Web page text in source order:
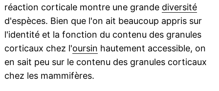
réaction corticale montre une grande diversité
d'espèces. Bien que l'on ait beaucoup appris sur
l'identité et la fonction du contenu des granules
corticaux chez l'oursin hautement accessible, on
en sait peu sur le contenu des granules corticaux
chez les mammifères.